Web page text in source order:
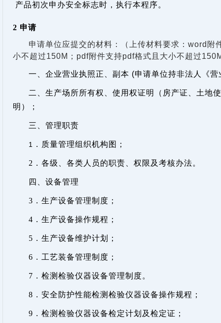
产品初次申办安全标志时，执行本程序。
2 申请
申请单位应提交的材料：（上传材料要求： word 附
小不超过150M ； pdf附件支持pdf格式且大小不超过
一、企业营业执照正、副本 (申请单位持非法人《
二、生产场所所有权、使用权证明（房产证、土地
明）；
三、管理职责
1 ．质量管理组织机构图；
2 ．各级、各类人员的职责、权限及考核办法。
四、设备管理
3 ．生产设备管理制度；
4 ．生产设备操作规程；
5 ．生产设备维护计划；
6 ．工艺装备管理制度；
7 ．检测检验仪器设备管理制度。
8 ．安全防护性能检测检验仪器设备操作规程；
9 ． 检测检验仪器设备检定计划及检定证；